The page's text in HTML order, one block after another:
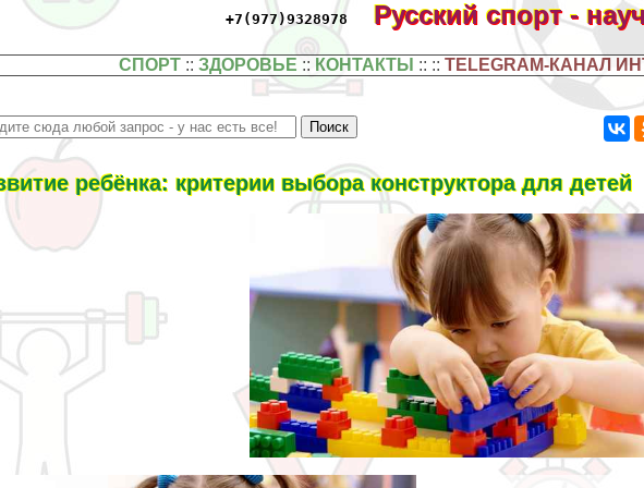
+7(977)9328978 Русский спорт -
СПОРТ ::ЗДОРОВЬЕ :: КОНТАКТЫ :: ::TELEGRAM-КАНАЛ
ребёнка: критерии выбора конструктора для детей